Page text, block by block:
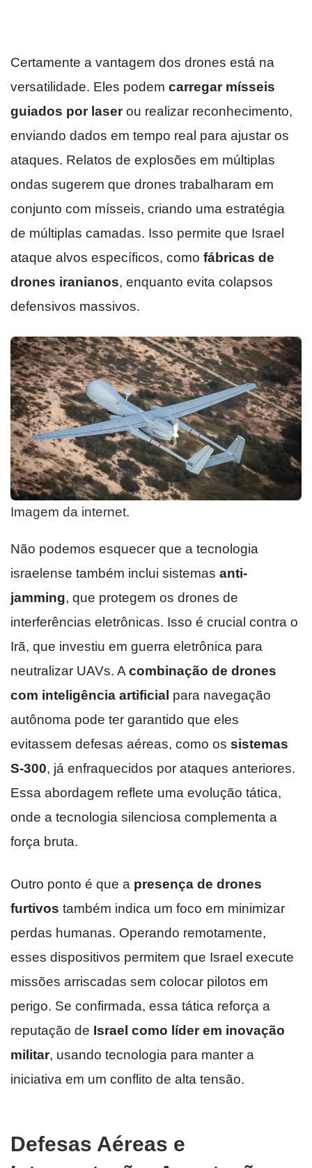
Certamente a vantagem dos drones está na
versatilidade. Eles podem carregar mísseis
guiados por laserou realizar reconhecimento,
enviando dados em tempo real para ajustar os
ataques. Relatos de explosões em múltiplas
ondas sugerem que drones trabalharam em
conjunto com mísseis, criando uma estratégia
de múltiplas camadas. Isso permite que Israel
ataque alvos específicos, como fábricas de
drones iranianos, enquanto evita colapsos
defensivos massivos.
Imagem da internet.
Não podemos esquecer que a tecnologia
israelense também inclui sistemas anti-
jamming, que protegem os drones de
interferências eletrônicas. Isso é crucial contra o
Irã, que investiu em guerra eletrônica para
neutralizar UAVs. A combinação de drones
com inteligência artificial para navegação
autônoma pode ter garantido que eles
evitassem defesas aéreas, como os sistemas
S-300, já enfraquecidos por ataques anteriores.
Essa abordagem reflete uma evolução tática,
onde a tecnologia silenciosa complementa a
força bruta.
Outro ponto é que a presença de drones
furtivos também indica um foco em minimizar
perdas humanas. Operando remotamente,
esses dispositivos permitem que Israel execute
missões arriscadas sem colocar pilotos em
perigo. Se confirmada, essa tática reforça a
reputação de Israel como líder em inovação
militar, usando tecnologia para manter a
iniciativa em um conflito de alta tensão.
Defesas Aéreas e